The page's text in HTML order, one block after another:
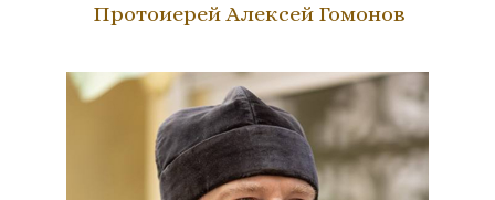
Протоиерей Алексей Гомонов